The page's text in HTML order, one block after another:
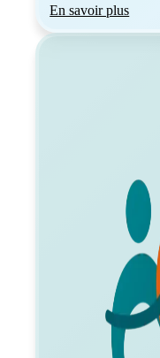
En savoir plus